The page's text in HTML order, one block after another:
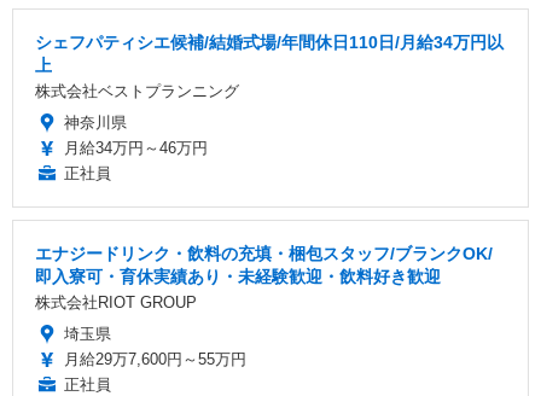
シェフパティシエ候補/結婚式場/年間休日110日/月給34万円以
上
株式会社ベストプランニング
神奈川県
月給34万円～46万円
正社員
エナジードリンク・飲料の充填・梱包スタッフ/ブランクOK/
即入寮可・育休実績あり・未経験歓迎・飲料好き歓迎
株式会社RIOT GROUP
埼玉県
月給29万7,600円～55万円
正社員